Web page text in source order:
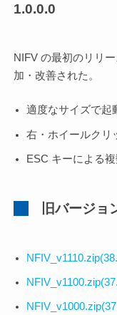
1.0.0.0
NIFV の最初のリリ
加・改善された。
適度なサイズで起
右・ホイールクリ
ESC キーによる
旧バージョ